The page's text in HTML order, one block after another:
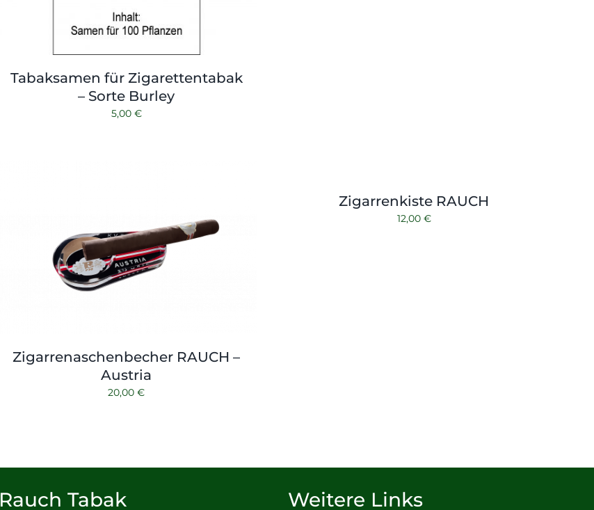
Tabaksamen für Zigarettentabak
– Sorte Burley
5,00 €
Zigarrenaschenbecher RAUCH –
Austria
20,00€
Zigarrenkiste RAUCH
12,00 €
Rauch Tabak Weitere Links